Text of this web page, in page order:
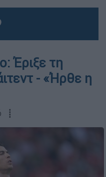
Έριξε τη
- «Ήρθε η
┋